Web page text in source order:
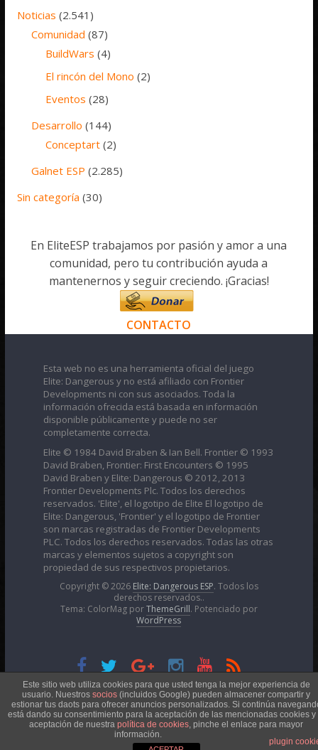
Noticias (2.541)
Comunidad (87)
BuildWars (4)
El rincón del Mono (2)
Eventos (28)
Desarrollo (144)
Conceptart (2)
Galnet ESP (2.285)
Sin categoría (30)
En EliteESP trabajamos por pasión y amor a una
comunidad, pero tu contribución ayuda a
mantenernos y seguir creciendo. ¡Gracias!
CONTACTO
Esta web no es una herramienta oficial del juego
Elite: Dangerous y no está afiliado con Frontier
Developments ni con sus asociados. Toda la
información ofrecida está basada en información
disponible públicamente y puede no ser
completamente correcta.
Elite © 1984 David Braben & Ian Bell. Frontier © 1993
David Braben, Frontier: First Encounters © 1995
David Braben y Elite: Dangerous © 2012, 2013
Frontier Developments Plc. Todos los derechos
reservados. 'Elite', el logotipo de Elite El logotipo de
Elite: Dangerous, 'Frontier' y el logotipo de Frontier
son marcas registradas de Frontier Developments
PLC. Todos los derechos reservados. Todas las otras
marcas y elementos sujetos a copyright son
propiedad de sus respectivos propietarios.
Copyright © 2026 Elite: Dangerous ESP. Todos los
derechos reservados..
Tema: ColorMag porThemeGrill. Potenciado por
WordPress
Esta obra está bajo unaLicencia Creative Commons
Atribución-NoComercial 4.0 Internacional
Este sitio web utiliza cookies para que usted tenga la mejor experiencia de
usuario. Nuestros socios (incluidos Google) pueden almacener compartir y
estionar tus daots para ofrecer anuncios personalizados. Si continúa
está dando su consentimiento para la aceptación de las mencionadas cookies y
aceptación de nuestra política de cookies, pinche el enlace para mayor
información.
plugin